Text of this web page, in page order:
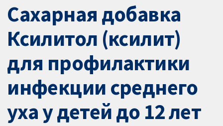
Сахарная добавка
Ксилитол (ксилит)
для профилактики
инфекции среднего
уха у детей до 12 лет